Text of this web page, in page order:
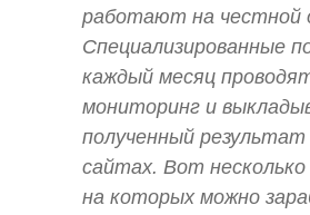
работают на честной
Специализированные
каждый месяц
мониторинг и
полученный результат
сайтах. Вот
на которых можно